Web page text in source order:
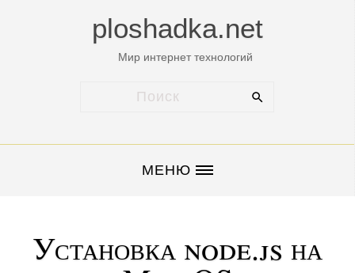
ploshadka.net
Мир интернет технологий
МЕНЮ
Установка node.js на